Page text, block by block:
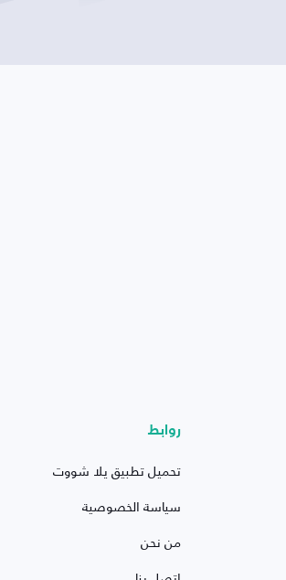
روابط
تحميل تطبيق يلا شووت
سياسة الخصوصية
من نحن